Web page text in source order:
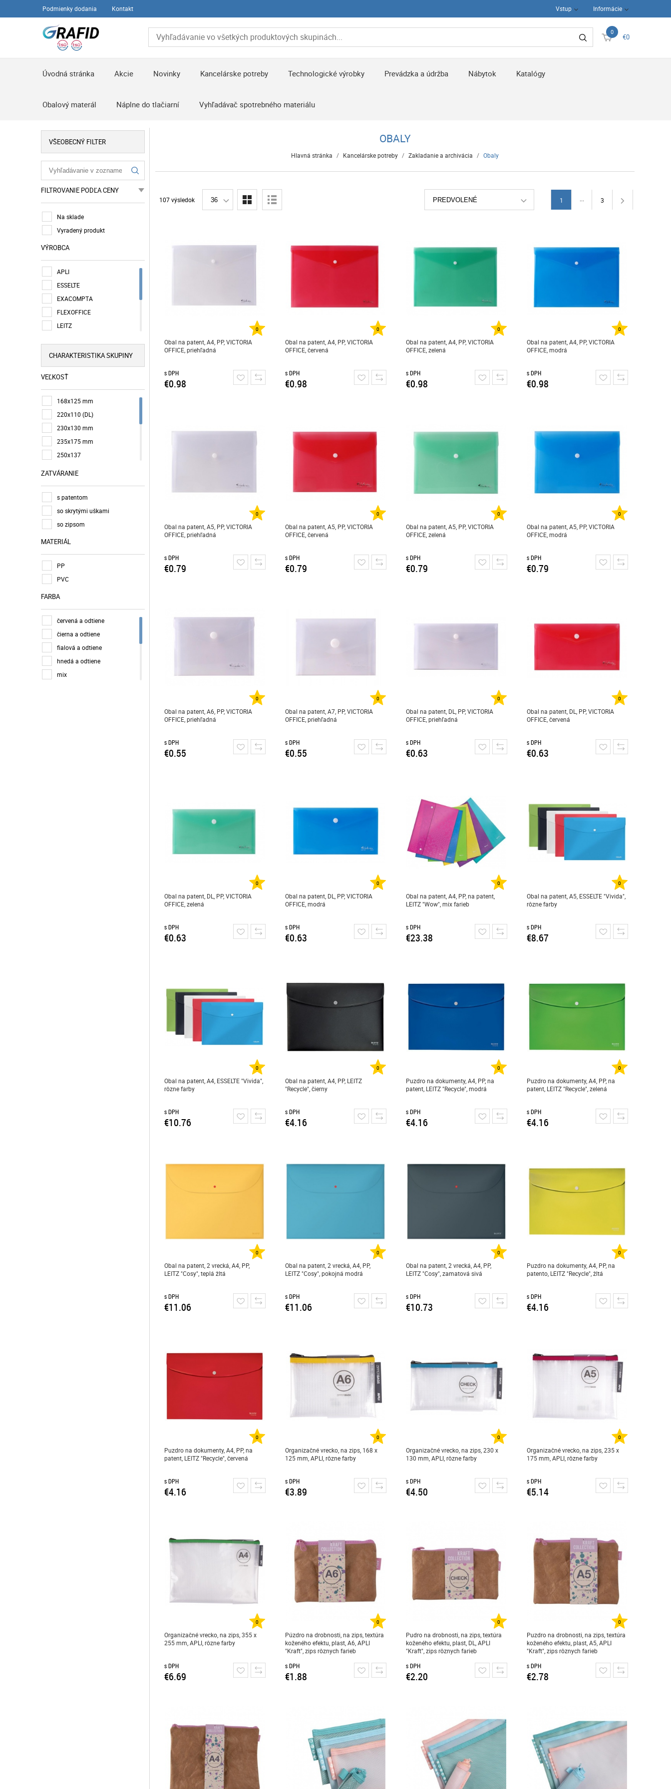
Podmienky dodania Kontakt Vstup Informácie
0
€0
Úvodná stránka Akcie Novinky Kancelárske potreby Technologické výrobky Prevádzka a údržba Nábytok Katalógy
Obalový materál Náplne do tlačiarní Vyhľadávač spotrebného materiálu
VŠEOBECNÝ FILTER
FILTROVANIE PODĽA CENY
Na sklade
Vyradený produkt
VÝROBCA
APLI
ESSELTE
EXACOMPTA
FLEXOFFICE
LEITZ
RAPESCO
REXEL
VICTORIA OFFICE
CHARAKTERISTIKA SKUPINY
VEĽKOSŤ
168x125 mm
220x110 (DL)
230x130 mm
235x175 mm
250x137
355x255 mm
A4
A4+
A5
ZATVÁRANIE
s patentom
so skrytými uškami
so zipsom
MATERIÁL
PP
PVC
FARBA
červená a odtiene
čierna a odtiene
fialová a odtiene
hnedá a odtiene
mix
OBALY
Hlavná stránka / Kancelárske potreby / Zakladanie a archivácia / Obaly
107 výsledok 36 PREDVOLENÉ 1 3
0
Obal na patent, A4, PP, VICTORIA
OFFICE, priehľadná
s DPH
€0.98
0
Obal na patent, A4, PP, VICTORIA
OFFICE, červená
s DPH
€0.98
0
Obal na patent, A4, PP, VICTORIA
OFFICE, zelená
s DPH
€0.98
0
Obal na patent, A4, PP, VICTORIA
OFFICE, modrá
s DPH
€0.98
0
Obal na patent, A5, PP, VICTORIA
OFFICE, priehľadná
s DPH
€0.79
0
Obal na patent, A5, PP, VICTORIA
OFFICE, červená
s DPH
€0.79
0
Obal na patent, A5, PP, VICTORIA
OFFICE, zelená
s DPH
€0.79
0
Obal na patent, A5, PP, VICTORIA
OFFICE, modrá
s DPH
€0.79
0
Obal na patent, A6, PP, VICTORIA
OFFICE, priehľadná
s DPH
€0.55
0
Obal na patent, A7, PP, VICTORIA
OFFICE, priehľadná
s DPH
€0.55
0
Obal na patent, DL, PP, VICTORIA
OFFICE, priehľadná
s DPH
€0.63
0
Obal na patent, DL, PP, VICTORIA
OFFICE, červená
s DPH
€0.63
0
Obal na patent, DL, PP, VICTORIA
OFFICE, zelená
s DPH
€0.63
0
Obal na patent, DL, PP, VICTORIA
OFFICE, modrá
s DPH
€0.63
0
Obal na patent, A4, PP, na patent,
LEITZ "Wow", mix farieb
s DPH
€23.38
0
Obal na patent, A5, ESSELTE "Vivida",
rôzne farby
s DPH
€8.67
0
Obal na patent, A4, ESSELTE "Vivida",
rôzne farby
s DPH
€10.76
0
Obal na patent, A4, PP, LEITZ
"Recycle", čierny
s DPH
€4.16
0
Puzdro na dokumenty, A4, PP, na
patent, LEITZ "Recycle", modrá
s DPH
€4.16
0
Puzdro na dokumenty, A4, PP, na
patent, LEITZ "Recycle", zelená
s DPH
€4.16
0
Obal na patent, 2 vrecká, A4, PP,
LEITZ "Cosy", teplá žltá
s DPH
€11.06
0
Obal na patent, 2 vrecká, A4, PP,
LEITZ "Cosy", pokojná modrá
s DPH
€11.06
0
Obal na patent, 2 vrecká, A4, PP,
LEITZ "Cosy", zamatová sivá
s DPH
€10.73
0
Puzdro na dokumenty, A4, PP, na
patento, LEITZ "Recycle", žltá
s DPH
€4.16
0
Puzdro na dokumenty, A4, PP, na
patent, LEITZ "Recycle", červená
s DPH
€4.16
0
Organizačné vrecko, na zips, 168 x
125 mm, APLI, rôzne farby
s DPH
€3.89
0
Organizačné vrecko, na zips, 230 x
130 mm, APLI, rôzne farby
s DPH
€4.50
0
Organizačné vrecko, na zips, 235 x
175 mm, APLI, rôzne farby
s DPH
€5.14
0
Organizačné vrecko, na zips, 355 x
255 mm, APLI, rôzne farby
s DPH
€6.69
0
Púzdro na drobnosti, na zips, textúra
koženého efektu, plast, A6, APLI
"Kraft", zips rôznych farieb
s DPH
€1.88
0
Pudro na drobnosti, na zips, textúra
koženého efektu, plast, DL, APLI
"Kraft", zips rôznych farieb
s DPH
€2.20
0
Puzdro na drobnosti, na zips, textúra
koženého efektu, plast, A5, APLI
"Kraft", zips rôznych farieb
s DPH
€2.78